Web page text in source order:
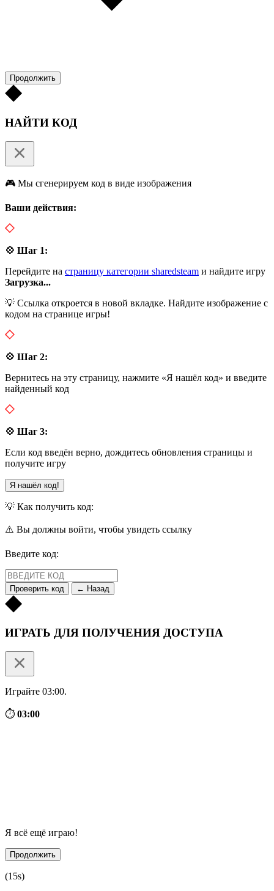
Продолжить
НАЙТИ КОД
🎮 Мы сгенерируем код в виде изображения
Ваши действия:
💠 Шаг 1:
Перейдите на страницу категории sharedsteam и найдите игру
Загрузка...
💡 Ссылка откроется в новой вкладке. Найдите изображение с
кодом на странице игры!
💠 Шаг 2:
Вернитесь на эту страницу, нажмите «Я нашёл код» и введите
найденный код
💠 Шаг 3:
Если код введён верно, дождитесь обновления страницы и
получите игру
Я нашёл код!
💡 Как получить код:
⚠️ Вы должны войти, чтобы увидеть ссылку
Введите код:
Проверить код ← Назад
ИГРАТЬ ДЛЯ ПОЛУЧЕНИЯ ДОСТУПА
Играйте 03:00.
⏱ 03:00
Я всё ещё играю!
Продолжить
(15s)